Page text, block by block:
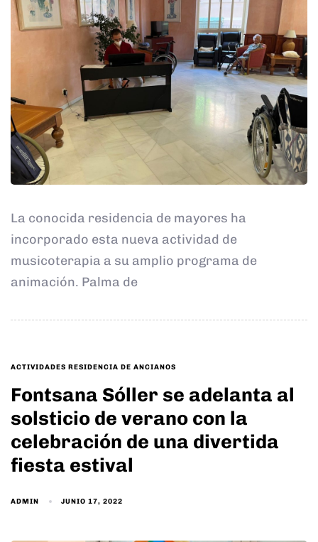
La conocida residencia de mayores ha
incorporado esta nueva actividad de
musicoterapia a su amplio programa de
animación. Palma de
TAGS
ACTIVIDADES RESIDENCIA DE ANCIANOS
Fontsana Sóller se adelanta al
solsticio de verano con la
celebración de una divertida
fiesta estival
ADMIN JUNIO 17, 2022